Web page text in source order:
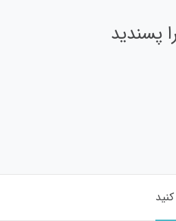
پسندید